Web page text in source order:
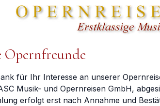
Opernfreunde
für Ihr Interesse an unserer
Musik- und Opernreisen GmbH,
erfolgt erst nach Annahme und